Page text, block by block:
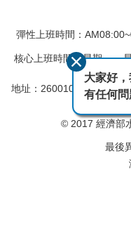
彈性上班時間：
核心上班時間：星期一 ~
地址：260010 宜蘭市民權
© 2017 經濟部
最後
大家好
有任何